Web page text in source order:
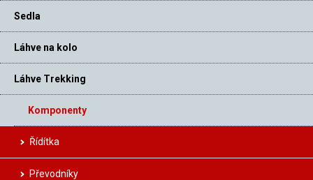
Sedla
Láhve na kolo
Láhve Trekking
Komponenty
Řídítka
Převodníky